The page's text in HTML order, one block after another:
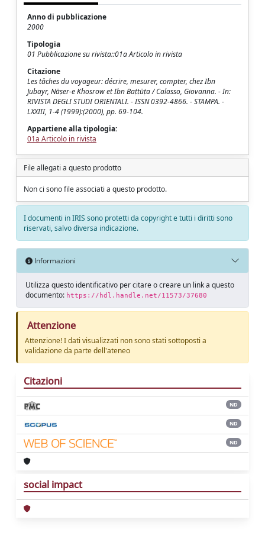
Anno di pubblicazione
2000
Tipologia
01 Pubblicazione su rivista::01a Articolo in rivista
Citazione
Les tâches du voyageur: décrire, mesurer, compter, chez Ibn
Jubayr, Nāṣer-e Khosrow et Ibn Baṭṭūṭa / Calasso, Giovanna. - In:
RIVISTA DEGLI STUDI ORIENTALI. - ISSN 0392-4866. - STAMPA. -
LXXIII, 1-4 (1999):(2000), pp. 69-104.
Appartiene alla tipologia:
01a Articolo in rivista
File allegati a questo prodotto
Non ci sono file associati a questo prodotto.
I documenti in IRIS sono protetti da copyright e tutti i diritti sono
riservati, salvo diversa indicazione.
Informazioni
Utilizza questo identificativo per citare o creare un link a questo
documento: https://hdl.handle.net/11573/37680
Attenzione
Attenzione! I dati visualizzati non sono stati sottoposti a
validazione da parte dell'ateneo
Citazioni
ND
ND
ND
social impact